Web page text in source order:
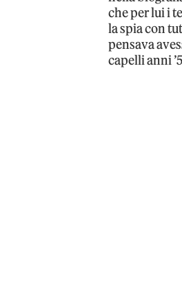
che per lui i
la spia con
pensava
capelli anni